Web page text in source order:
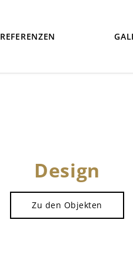
REFERENZEN
Design
Zu den Objekten